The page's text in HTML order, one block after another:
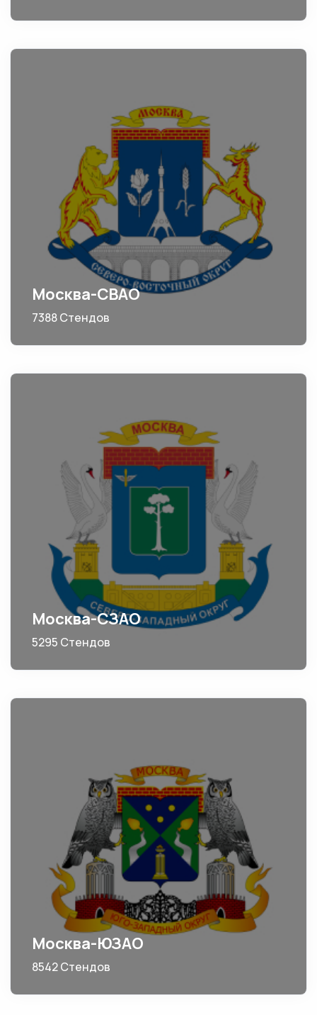
Москва-СВАО
7388 Стендов
Москва-СЗАО
5295 Стендов
Москва-ЮЗАО
8542 Стендов